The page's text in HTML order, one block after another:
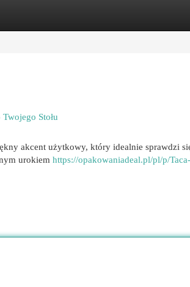
Stołu
akcent użytkowy, który idealnie sprawdzi
urokiem https://opakowaniadeal.pl/pl/p/